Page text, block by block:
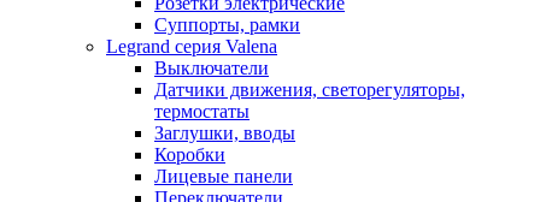
Суппорты, рамки
Legrand серия Valena
Выключатели
Датчики движения, светорегуляторы,
термостаты
Заглушки, вводы
Коробки
Лицевые панели
Переключатели